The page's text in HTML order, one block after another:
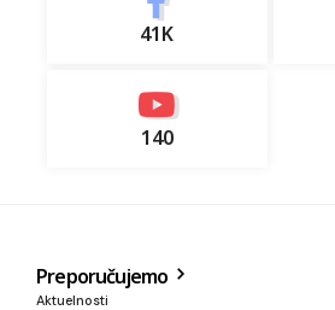
41K
140
Preporučujemo
Aktuelnosti